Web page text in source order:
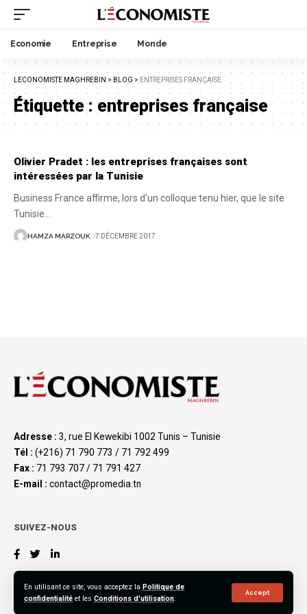
En utilisant ce site, vous acceptez la Politique de
confidentialité et les Conditions d'utilisation.
Accept
Economie Entreprise Monde
LECONOMISTE MAGHREBIN > BLOG > ENTREPRISES FRANÇAISE
Étiquette :entreprises française
Olivier Pradet : les entreprises françaises sont
intéressées par la Tunisie
Business France affirme, lors d'un colloque tenu hier, que le site
Tunisie
HAMZA MARZOUK 7 DÉCEMBRE 2017
Adresse : 3, rue El Kewekibi 1002 Tunis – Tunisie
Tél : (+216) 71 790 773 / 71 792 499
Fax : 71 793 707 / 71 791 427
E-mail : contact@promedia.tn
SUIVEZ-NOUS
©2023 L’Économiste Maghrébin, All Rights Reserved